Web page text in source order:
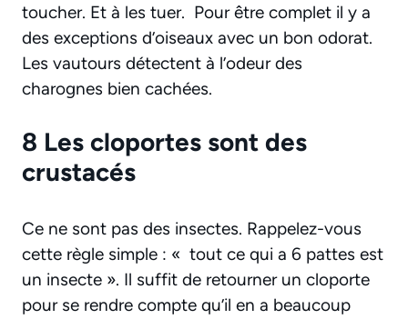
toucher. Et à les tuer. Pour être complet il y a
des exceptions d’oiseaux avec un bon odorat.
Les vautours détectent à l’odeur des
charognes bien cachées.
8 Les cloportes sont des
crustacés
Ce ne sont pas des insectes. Rappelez-vous
cette règle simple : « tout ce qui a 6 pattes est
un insecte ». Il suffit de retourner un cloporte
pour se rendre compte qu’il en a beaucoup